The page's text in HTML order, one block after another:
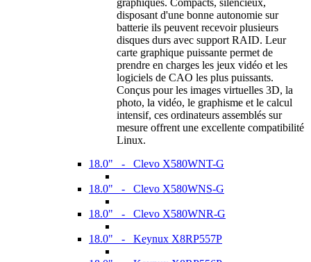
graphiques. Compacts, silencieux,
disposant d'une bonne autonomie sur
batterie ils peuvent recevoir plusieurs
disques durs avec support RAID. Leur
carte graphique puissante permet de
prendre en charges les jeux vidéo et les
logiciels de CAO les plus puissants.
Conçus pour les images virtuelles 3D, la
photo, la vidéo, le graphisme et le calcul
intensif, ces ordinateurs assemblés sur
mesure offrent une excellente compatibilité
Linux.
18.0" - Clevo X580WNT-G
18.0" - Clevo X580WNS-G
18.0" - Clevo X580WNR-G
18.0" - Keynux X8RP557P